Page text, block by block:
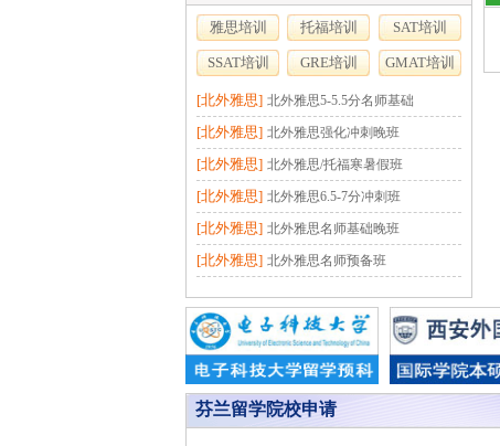
雅思培训 托福培训 SAT培训
SSAT培训 GRE培训 GMAT培训
[北外雅思] 北外雅思5-5.5分名师基础
[北外雅思] 北外雅思强化冲刺晚班
[北外雅思] 北外雅思/托福寒暑假班
[北外雅思] 北外雅思6.5-7分冲刺班
[北外雅思] 北外雅思名师基础晚班
[北外雅思] 北外雅思名师预备班
芬兰留学院校申请